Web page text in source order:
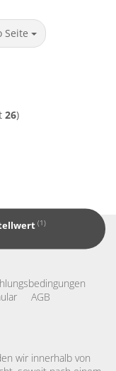
Seite
26)
(1)
AGB
wir innerhalb von